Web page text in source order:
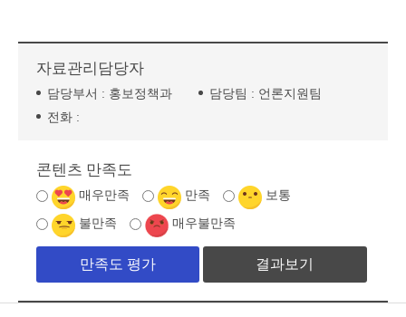
자료관리담당자
담당부서 : 홍보정책과 담당팀 : 언론지원팀
전화 :
콘텐츠 만족도
매우만족 만족 보통
불만족 매우불만족
결과보기